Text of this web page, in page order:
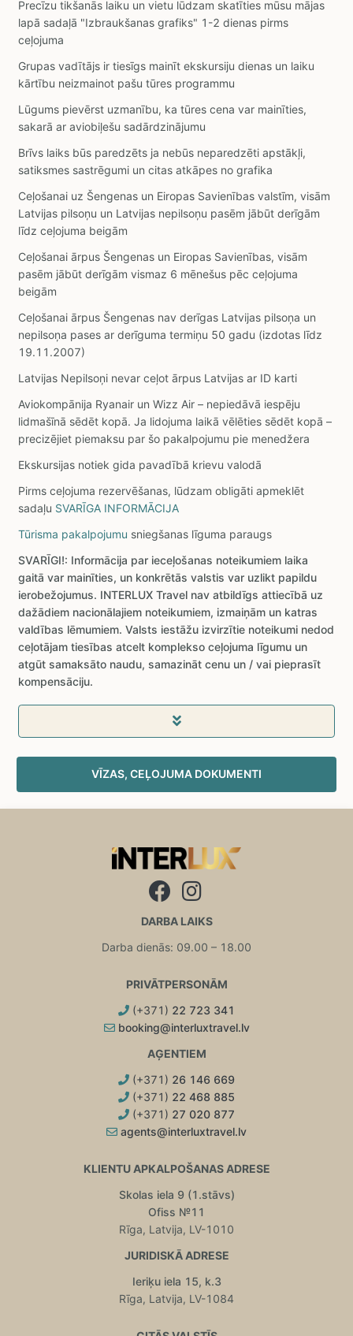
Precīzu tikšanās laiku un vietu lūdzam skatīties mūsu mājas
lapā sadaļā "Izbraukšanas grafiks" 1-2 dienas pirms
ceļojuma
Grupas vadītājs ir tiesīgs mainīt ekskursiju dienas un laiku
kārtību neizmainot pašu tūres programmu
Lūgums pievērst uzmanību, ka tūres cena var mainīties,
sakarā ar aviobiļešu sadārdzinājumu
Brīvs laiks būs paredzēts ja nebūs neparedzēti apstākļi,
satiksmes sastrēgumi un citas atkāpes no grafika
Ceļošanai uz Šengenas un Eiropas Savienības valstīm, visām
Latvijas pilsoņu un Latvijas nepilsoņu pasēm jābūt derīgām
līdz ceļojuma beigām
Ceļošanai ārpus Šengenas un Eiropas Savienības, visām
pasēm jābūt derīgām vismaz 6 mēnešus pēc ceļojuma
beigām
Ceļošanai ārpus Šengenas nav derīgas Latvijas pilsoņa un
nepilsoņa pases ar derīguma termiņu 50 gadu (izdotas līdz
19.11.2007)
Latvijas Nepilsoņi nevar ceļot ārpus Latvijas ar ID karti
Aviokompānija Ryanair un Wizz Air – nepiedāvā iespēju
lidmašīnā sēdēt kopā. Ja lidojuma laikā vēlēties sēdēt kopā –
precizējiet piemaksu par šo pakalpojumu pie menedžera
Ekskursijas notiek gida pavadībā krievu valodā
Pirms ceļojuma rezervēšanas, lūdzam obligāti apmeklēt
sadaļu SVARĪGA INFORMĀCIJA
Tūrisma pakalpojumu sniegšanas līguma paraugs
SVARĪGI!: Informācija par ieceļošanas noteikumiem laika
gaitā var mainīties, un konkrētās valstis var uzlikt papildu
ierobežojumus. INTERLUX Travel nav atbildīgs attiecībā uz
dažādiem nacionālajiem noteikumiem, izmaiņām un katras
valdības lēmumiem. Valsts iestāžu izvirzītie noteikumi nedod
ceļotājam tiesības atcelt komplekso ceļojuma līgumu un
atgūt samaksāto naudu, samazināt cenu un / vai pieprasīt
kompensāciju.
VĪZAS, CEĻOJUMA DOKUMENTI
DARBA LAIKS
Darba dienās: 09.00 – 18.00
PRIVĀTPERSONĀM
(+371) 22 723 341
booking@interluxtravel.lv
AĢENTIEM
(+371) 26 146 669
(+371) 22 468 885
(+371) 27 020 877
agents@interluxtravel.lv
KLIENTU APKALPOŠANAS ADRESE
Skolas iela 9 (1.stāvs)
Ofiss №11
Rīga, Latvija, LV-1010
JURIDISKĀ ADRESE
Ieriķu iela 15, k.3
Rīga, Latvija, LV-1084